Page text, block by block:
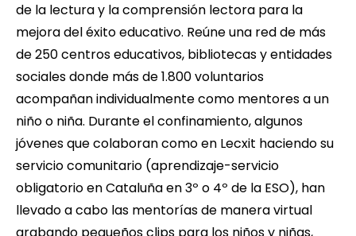
de la lectura y la comprensión lectora para la
mejora del éxito educativo. Reúne una red de más
de 250 centros educativos, bibliotecas y entidades
sociales donde más de 1.800 voluntarios
acompañan individualmente como mentores a un
niño o niña. Durante el confinamiento, algunos
jóvenes que colaboran como en Lecxit haciendo su
servicio comunitario (aprendizaje-servicio
obligatorio en Cataluña en 3º o 4º de la ESO), han
llevado a cabo las mentorías de manera virtual